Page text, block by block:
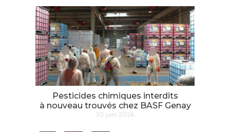
Pesticides chimiques interdits
à nouveau trouvés chez BASF Genay
30 juin 2026